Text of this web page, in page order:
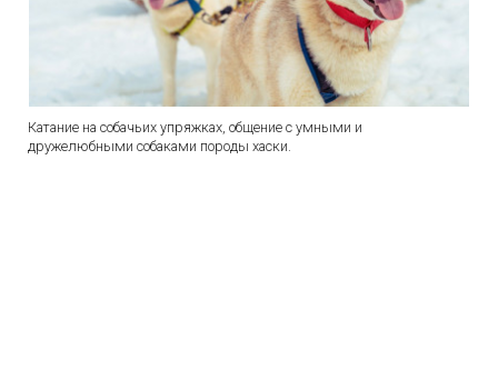
Катание на собачьих упряжках, общение с умными и
дружелюбными собаками породы хаски.